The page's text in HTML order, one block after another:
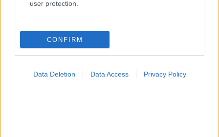
user protection.
CONFIRM
Data Deletion Data Access Privacy Policy